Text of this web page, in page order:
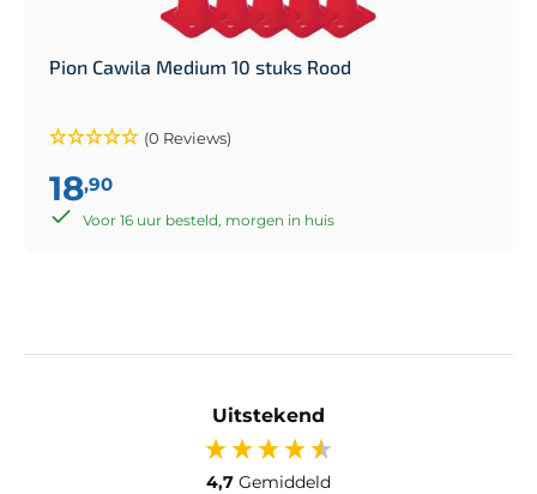
Pion Cawila Medium 10 stuks Rood
(0 Reviews)
18,90
Voor 16 uur besteld, morgen in huis
Uitstekend
4,7 Gemiddeld